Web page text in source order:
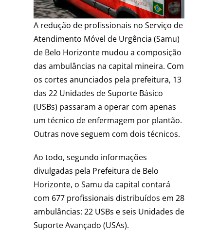
A redução de profissionais no Serviço de
Atendimento Móvel de Urgência (Samu)
de Belo Horizonte mudou a composição
das ambulâncias na capital mineira. Com
os cortes anunciados pela prefeitura, 13
das 22 Unidades de Suporte Básico
(USBs) passaram a operar com apenas
um técnico de enfermagem por plantão.
Outras nove seguem com dois técnicos.
Ao todo, segundo informações
divulgadas pela Prefeitura de Belo
Horizonte, o Samu da capital contará
com 677 profissionais distribuídos em 28
ambulâncias: 22 USBs e seis Unidades de
Suporte Avançado (USAs).